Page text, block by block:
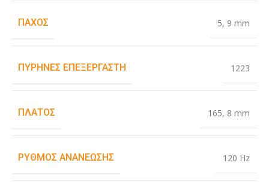
ΠΆΧΟΣ 5, 9 mm
ΠΥΡΉΝΕΣ ΕΠΕΞΕΡΓΑΣΤΉ 1223
ΠΛΆΤΟΣ 165, 8 mm
ΡΥΘΜΌΣ ΑΝΑΝΈΩΣΗΣ 120 Hz